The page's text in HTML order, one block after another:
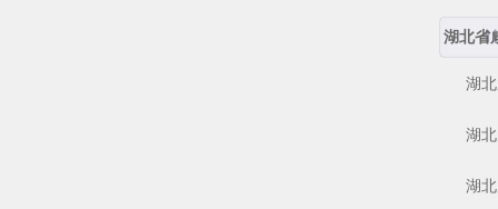
湖北省
湖北
湖北
湖北